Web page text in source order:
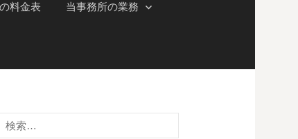
料金表 当事務所の業務
索: